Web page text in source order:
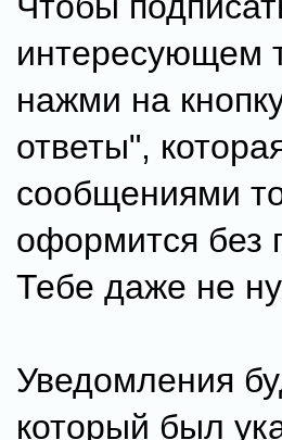
интересующем
нажми на
ответы",
сообщениями
оформится без
Тебе даже не
Уведомления
который был